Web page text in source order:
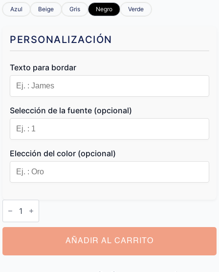
Azul Beige Gris Negro Verde
PERSONALIZACIÓN
Texto para bordar
Selección de la fuente (opcional)
Elección del color (opcional)
Neceser
Hombre
Personalizado
cantidad
AÑADIR AL CARRITO